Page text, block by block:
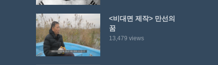
<비대면 제작> 만선의
꿈
13,479 views